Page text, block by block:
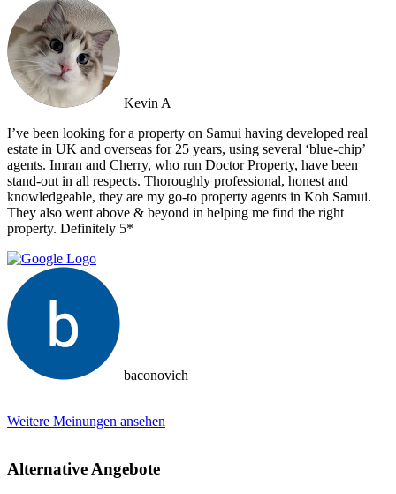
Kevin A
I’ve been looking for a property on Samui having developed real
estate in UK and overseas for 25 years, using several ‘blue-chip’
agents. Imran and Cherry, who run Doctor Property, have been
stand-out in all respects. Thoroughly professional, honest and
knowledgeable, they are my go-to property agents in Koh Samui.
They also went above & beyond in helping me find the right
property. Definitely 5*
baconovich
Weitere Meinungen ansehen
Alternative Angebote